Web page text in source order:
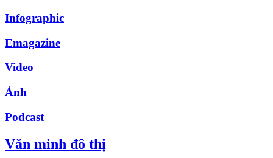
Infographic
Emagazine
Video
Ảnh
Podcast
Văn minh đô thị